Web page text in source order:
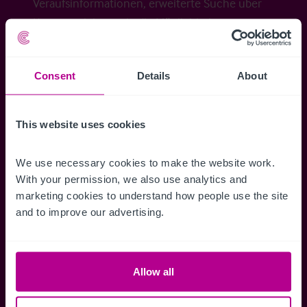
Consent Details About
This website uses cookies
We use necessary cookies to make the website work.
With your permission, we also use analytics and
marketing cookies to understand how people use the site
and to improve our advertising.
Allow all
Kartenansicht sowie die Möglichkeit
erhalten.
Zugriff auf alle
Informationen
Erhalten Sie Zugriff auf alle
Speichern
zugreifen und